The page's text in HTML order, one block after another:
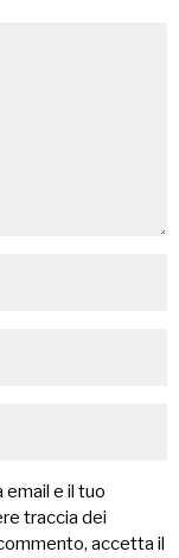
e il tuo
traccia dei
accetta il